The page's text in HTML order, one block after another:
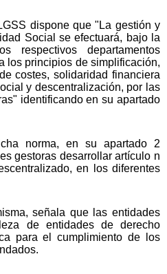
dispone que "La gestión y
Social se efectuará, bajo la
departamentos
los principios de simplificación,
costes, solidaridad financiera
y descentralización, por las
identificando en su apartado
norma, en su apartado 2
gestoras desarrollar artículo n
en los diferentes
señala que las entidades
de entidades de derecho
para el cumplimiento de los